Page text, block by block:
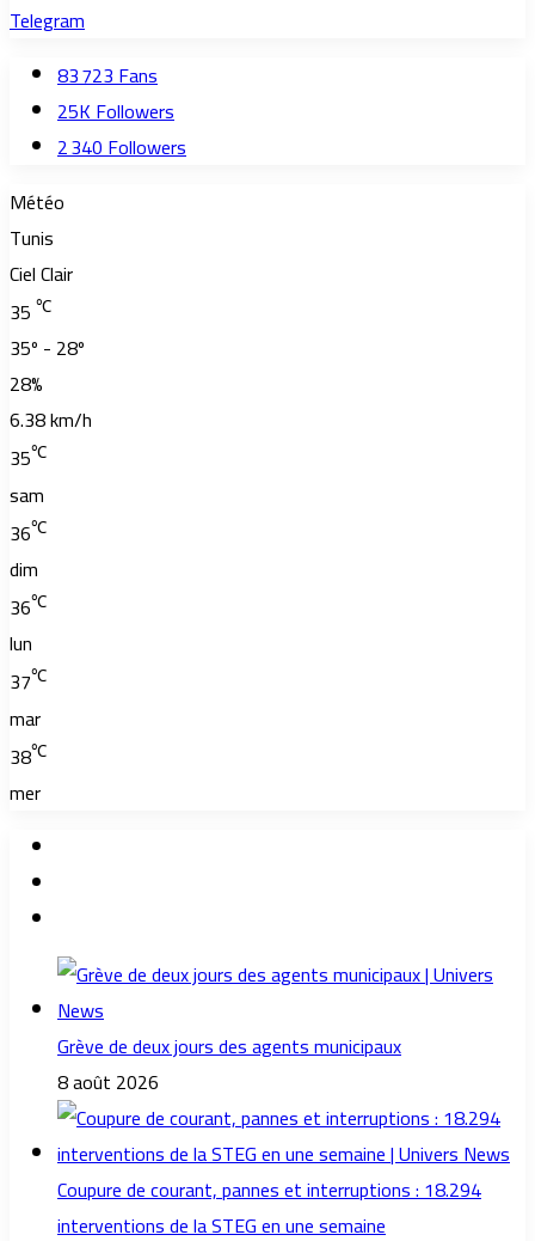
Telegram
83 723Fans
25KFollowers
2 340Followers
Météo
Tunis
Ciel Clair
35 ℃
35º - 28º
28%
6.38 km/h
35℃
sam
36℃
dim
36℃
lun
37℃
mar
38℃
mer
Grève de deux jours des agents municipaux
8 août 2026
Coupure de courant, pannes et interruptions : 18.294
interventions de la STEG en une semaine